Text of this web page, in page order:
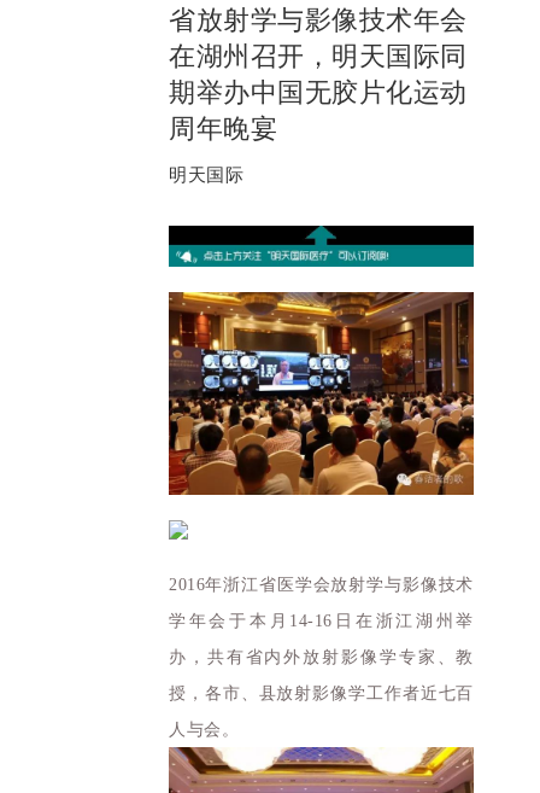
省放射学与影像技术年会
在湖州召开，明天国际同
期举办中国无胶片化运动
周年晚宴
明天国际
2016年浙江省医学会放射学与影像技术
学年会于本月14-16日在浙江湖州举
办，共有省内外放射影像学专家、教
授，各市、县放射影像学工作者近七百
人与会。